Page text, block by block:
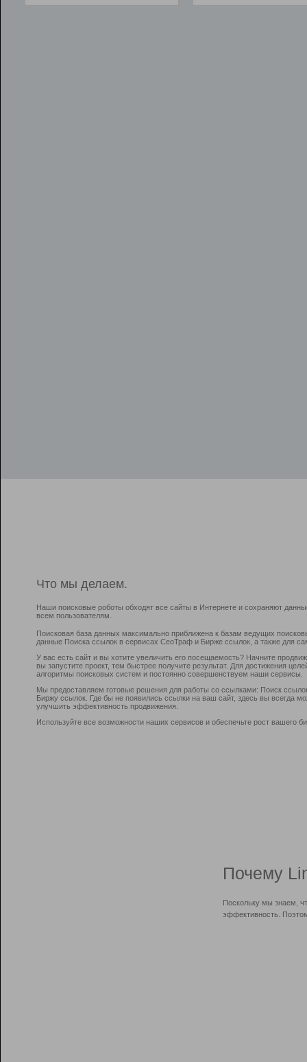
Что мы делаем.
Наши поисковые роботы обходят все сайты в Интернете и сохраняют
всем пользователям.
Поисковая база данных максимально приближена к базам ведущих
данные Поиска ссылок в сервисах СеоТраф и Бирже ссылок, а также для
У вас есть сайт и вы хотите увеличить его посещаемость? Начните
вы запустите проект, тем быстрее получите результат. Для достижения
алгоритмы поисковых систем и постоянно совершенствуем наши сервисы.
Мы предоставляем готовые решения для работы со ссылками: Поиск
Биржу ссылок. Где бы не появились ссылки на ваш сайт, здесь вы всегда
улучшить эффективность продвижения.
Используйте все возможности наших сервисов и обеспечьте рост вашего
Почему
Поскольку мы знаем,
эффективность.